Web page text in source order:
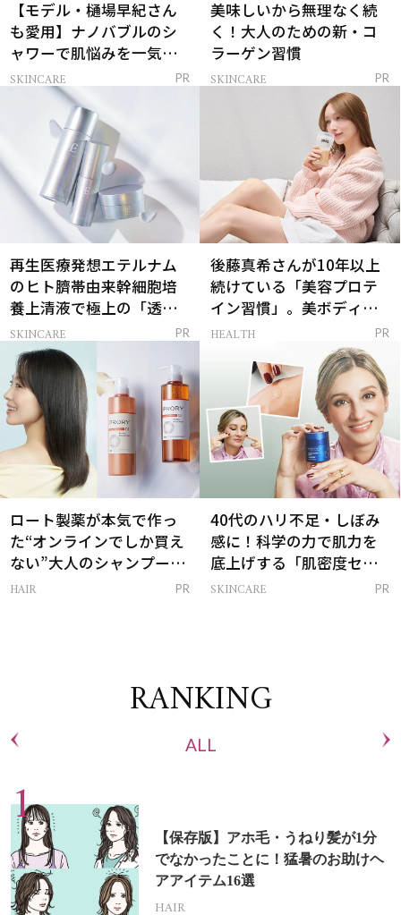
【モデル・樋場早紀さん
も愛用】ナノバブルのシ
ャワーで肌悩みを一気に
解決
SKINCARE PR
美味しいから無理なく続
く！大人のための新・コ
ラーゲン習慣
SKINCARE PR
再生医療発想エテルナム
のヒト臍帯由来幹細胞培
養上清液で極上の「透明
感ハリ肌」へ
SKINCARE PR
後藤真希さんが10年以上
続けている「美容プロテ
イン習慣」。美ボディを
支える朝ルーティンと
HEALTH PR
ロート製薬が本気で作っ
た“オンラインでしか買え
ない”大人のシャンプー＆
トリートメントって？
HAIR PR
40代のハリ不足・しぼみ
感に！科学の力で肌力を
底上げする「肌密度セラ
ム」
SKINCARE PR
RANKING
ALL
【保存版】アホ毛・うねり髪が1分
でなかったことに！猛暑のお助けヘ
アアイテム16選
HAIR